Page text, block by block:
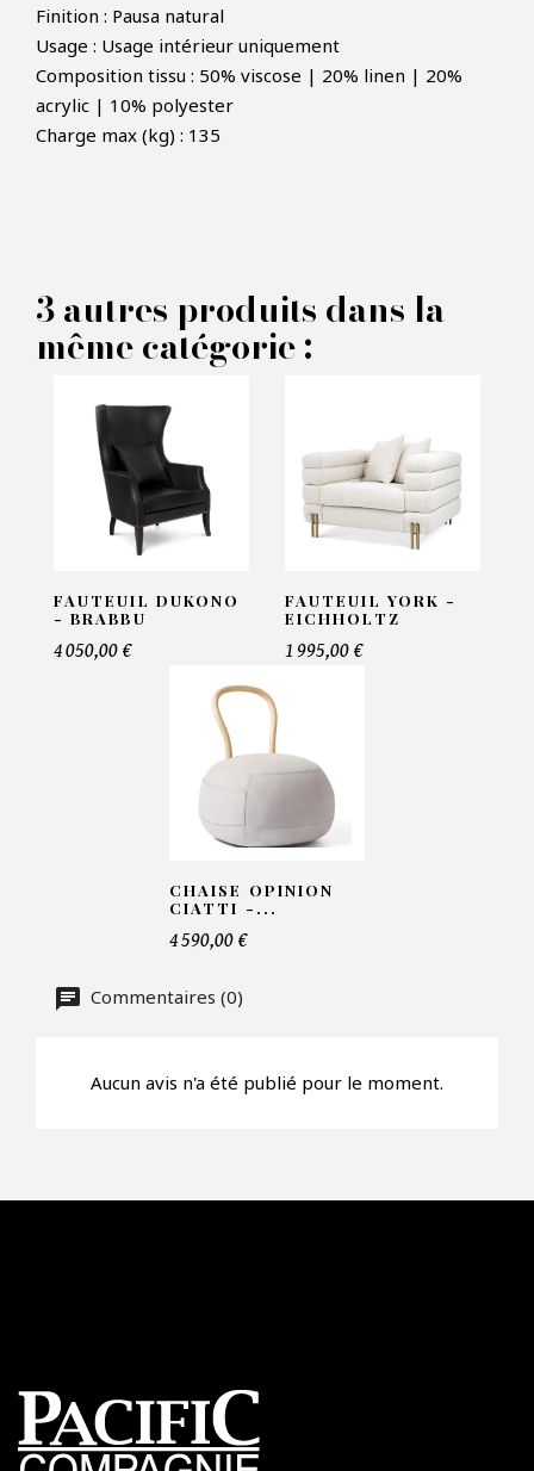
FAIRE UNE OFFRE ×
Eichholtz
VOS INFORMATIONS :
Telephone*
Nombre de produit*
Finition : Pausa natural
Usage : Usage intérieur uniquement
Composition tissu : 50% viscose | 20% linen | 20%
acrylic | 10% polyester
Charge max (kg) : 135
3 autres produits dans la
même catégorie :
FAUTEUIL DUKONO
- BRABBU
4 050,00 €
FAUTEUIL YORK -
EICHHOLTZ
1 995,00 €
CHAISE OPINION
CIATTI -...
4 590,00 €
Commentaires (0)
Aucun avis n'a été publié pour le moment.